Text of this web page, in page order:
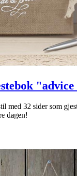
med 32 sider som
dagen!